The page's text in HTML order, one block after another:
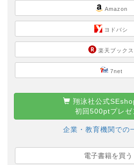
Amazon
ヨドバシ
楽天ブックス
7net
翔泳社公式
初回500ptプレゼ
企業・教育機関での
電子書籍を買う